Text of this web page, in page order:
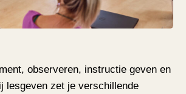
observeren, instructie geven en
lesgeven zet je verschillende